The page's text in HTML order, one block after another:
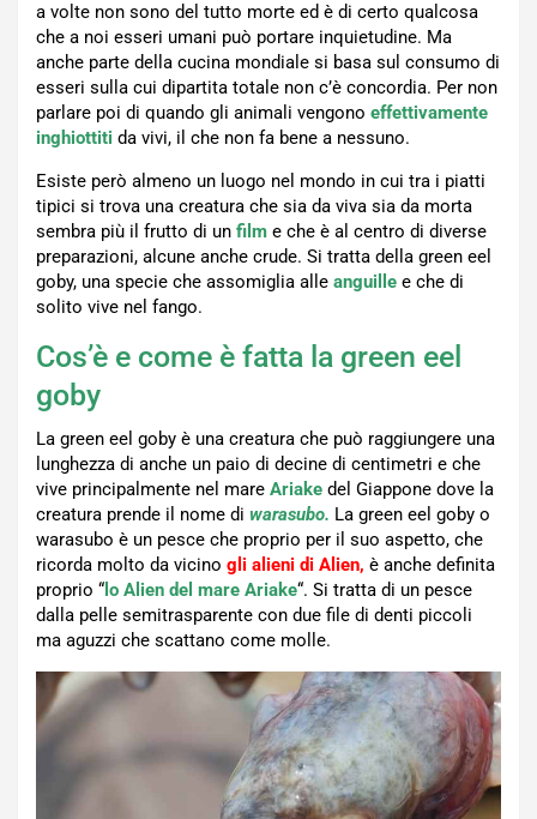
a volte non sono del tutto morte ed è di certo qualcosa
che a noi esseri umani può portare inquietudine. Ma
anche parte della cucina mondiale si basa sul consumo di
esseri sulla cui dipartita totale non c’è concordia. Per non
parlare poi di quando gli animali vengono effettivamente
inghiottiti da vivi, il che non fa bene a nessuno.
Esiste però almeno un luogo nel mondo in cui tra i piatti
tipici si trova una creatura che sia da viva sia da morta
sembra più il frutto di un film e che è al centro di diverse
preparazioni, alcune anche crude. Si tratta della green eel
goby, una specie che assomiglia alle anguille e che di
solito vive nel fango.
Cos’è e come è fatta la green eel
goby
La green eel goby è una creatura che può raggiungere una
lunghezza di anche un paio di decine di centimetri e che
vive principalmente nel mare Ariake del Giappone dove la
creatura prende il nome di warasubo. La green eel goby o
warasubo è un pesce che proprio per il suo aspetto, che
ricorda molto da vicino gli alieni di Alien, è anche definita
proprio “ lo Alien del mare Ariake“. Si tratta di un pesce
dalla pelle semitrasparente con due file di denti piccoli
ma aguzzi che scattano come molle.